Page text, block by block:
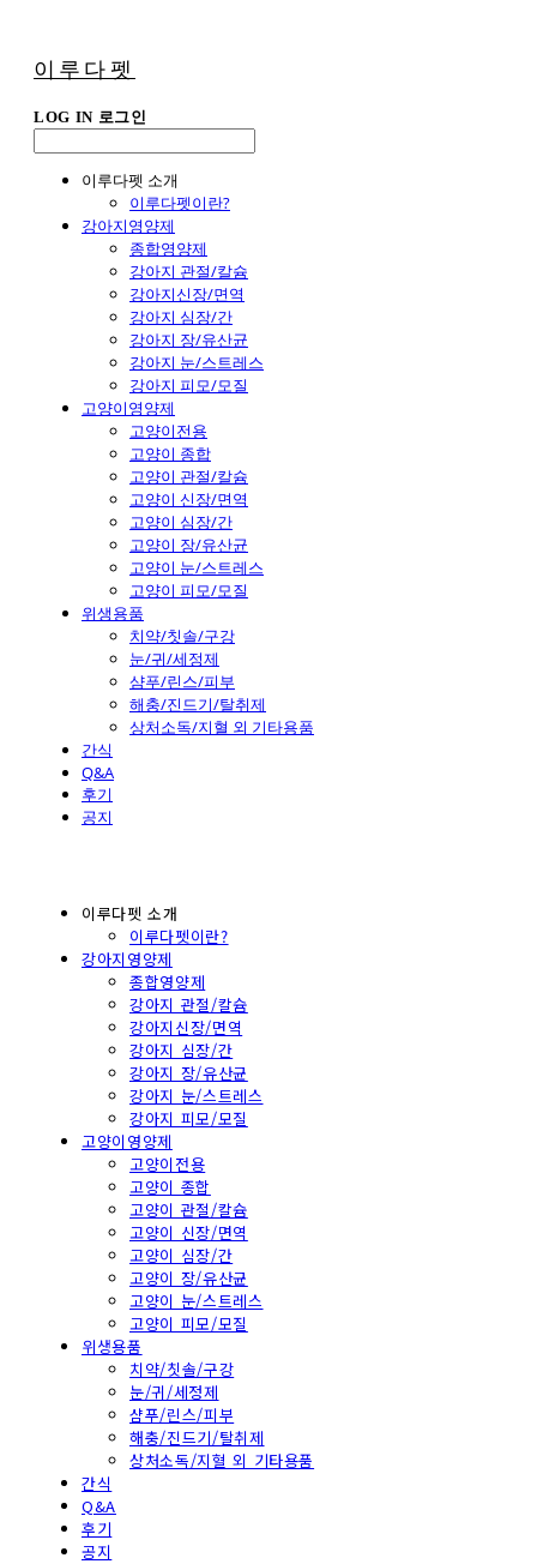
이루다펫
LOG IN 로그인
이루다펫 소개
이루다펫이란?
강아지영양제
종합영양제
강아지 관절/칼슘
강아지신장/면역
강아지 심장/간
강아지 장/유산균
강아지 눈/스트레스
강아지 피모/모질
고양이영양제
고양이전용
고양이 종합
고양이 관절/칼슘
고양이 신장/면역
고양이 심장/간
고양이 장/유산균
고양이 눈/스트레스
고양이 피모/모질
위생용품
치약/칫솔/구강
눈/귀/세정제
샴푸/린스/피부
해충/진드기/탈취제
상처소독/지혈 외 기타용품
간식
Q&A
후기
공지
이루다펫 소개
이루다펫이란?
강아지영양제
종합영양제
강아지 관절/칼슘
강아지신장/면역
강아지 심장/간
강아지 장/유산균
강아지 눈/스트레스
강아지 피모/모질
고양이영양제
고양이전용
고양이 종합
고양이 관절/칼슘
고양이 신장/면역
고양이 심장/간
고양이 장/유산균
고양이 눈/스트레스
고양이 피모/모질
위생용품
치약/칫솔/구강
눈/귀/세정제
샴푸/린스/피부
해충/진드기/탈취제
상처소독/지혈 외 기타용품
간식
Q&A
후기
공지